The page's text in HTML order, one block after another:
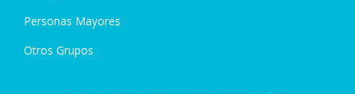
Personas Mayores
Otros Grupos